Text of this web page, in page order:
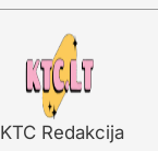
KTC Redakcija